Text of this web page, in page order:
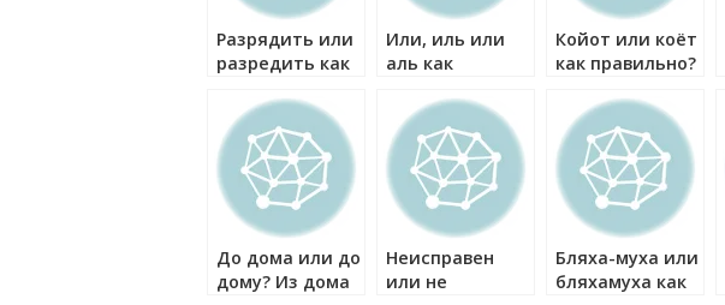
Разрядить или
разредить как
Или, иль или
аль как
Койот или коёт
как правильно?
До дома или до
дому? Из дома
Неисправен
или не
Бляха-муха или
бляхамуха как